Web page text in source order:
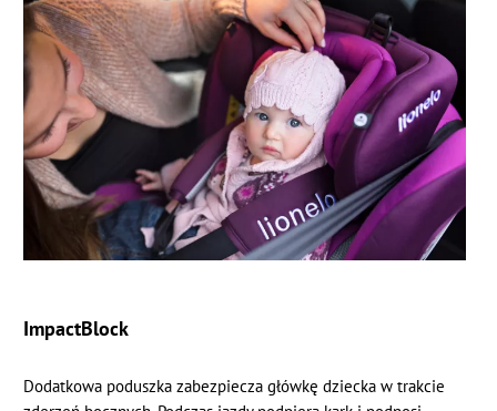
ImpactBlock
Dodatkowa poduszka zabezpiecza główkę dziecka w trakcie